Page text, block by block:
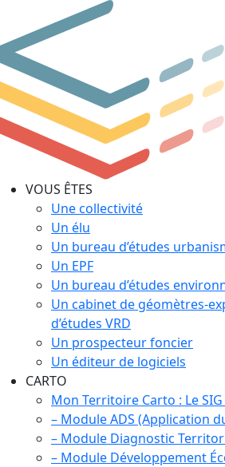
VOUS ÊTES
Une collectivité
Un élu
Un bureau d’études
Un EPF
Un bureau d’études
Un cabinet de géomètres-
d’études VRD
Un prospecteur foncier
Un éditeur de logiciels
CARTO
Mon Territoire Carto : Le
– Module ADS (Application
– Module Diagnostic
– Module Développement